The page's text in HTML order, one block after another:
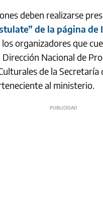
deben realizarse
de la página de
organizadores que
Nacional de
de la Secretaría
al ministerio.